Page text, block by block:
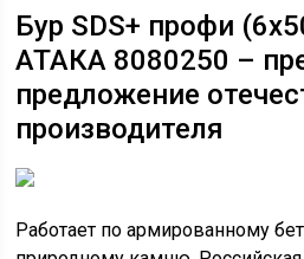
Бур SDS+ профи
АТАКА 8080250 –
предложение
производителя
Работает по армированному